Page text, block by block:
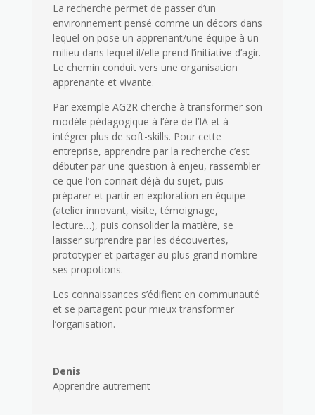
La recherche permet de passer d’un
environnement pensé comme un décors dans
lequel on pose un apprenant/une équipe à un
milieu dans lequel il/elle prend l’initiative d’agir.
Le chemin conduit vers une organisation
apprenante et vivante.
Par exemple AG2R cherche à transformer son
modèle pédagogique à l’ère de l’IA et à
intégrer plus de soft-skills. Pour cette
entreprise, apprendre par la recherche c’est
débuter par une question à enjeu, rassembler
ce que l’on connait déjà du sujet, puis
préparer et partir en exploration en équipe
(atelier innovant, visite, témoignage,
lecture…), puis consolider la matière, se
laisser surprendre par les découvertes,
prototyper et partager au plus grand nombre
ses propotions.
Les connaissances s’édifient en communauté
et se partagent pour mieux transformer
l’organisation.
Denis
Apprendre autrement